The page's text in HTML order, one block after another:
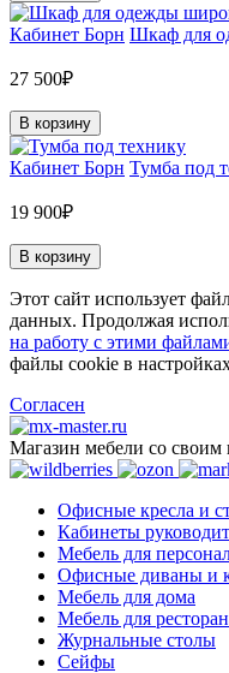
Кабинет Борн Шкаф для
27 500₽
В корзину
Кабинет Борн Тумба под
19 900₽
В корзину
Этот сайт использует
данных. Продолжая
на работу с этими
файлы cookie в
Согласен
Магазин мебели со своим
Офисные кресла и
Кабинеты
Мебель для
Офисные диваны и
Мебель для дома
Мебель для
Журнальные столы
Сейфы